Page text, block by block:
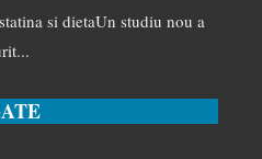
si dietaUn studiu nou a